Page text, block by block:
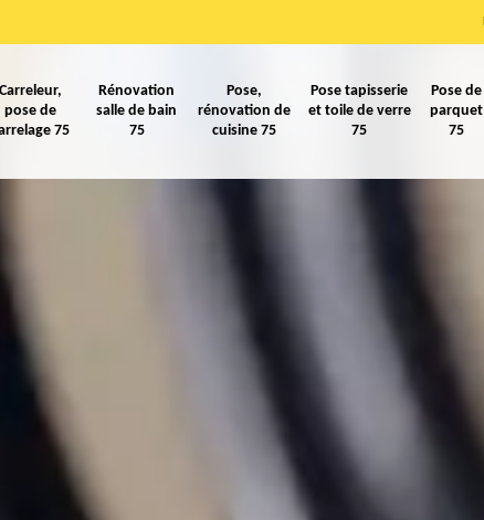
Carreleur,
pose de
75
Rénovation
salle de bain
75
Pose,
rénovation de
cuisine 75
Pose tapisserie
et toile de verre
75
Pose de
parquet
75